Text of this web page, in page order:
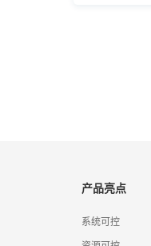
产品亮点
系统可控